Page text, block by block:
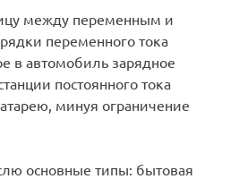
между переменным и
переменного тока
в автомобиль зарядное
постоянного тока
минуя ограничение
основные типы: бытовая